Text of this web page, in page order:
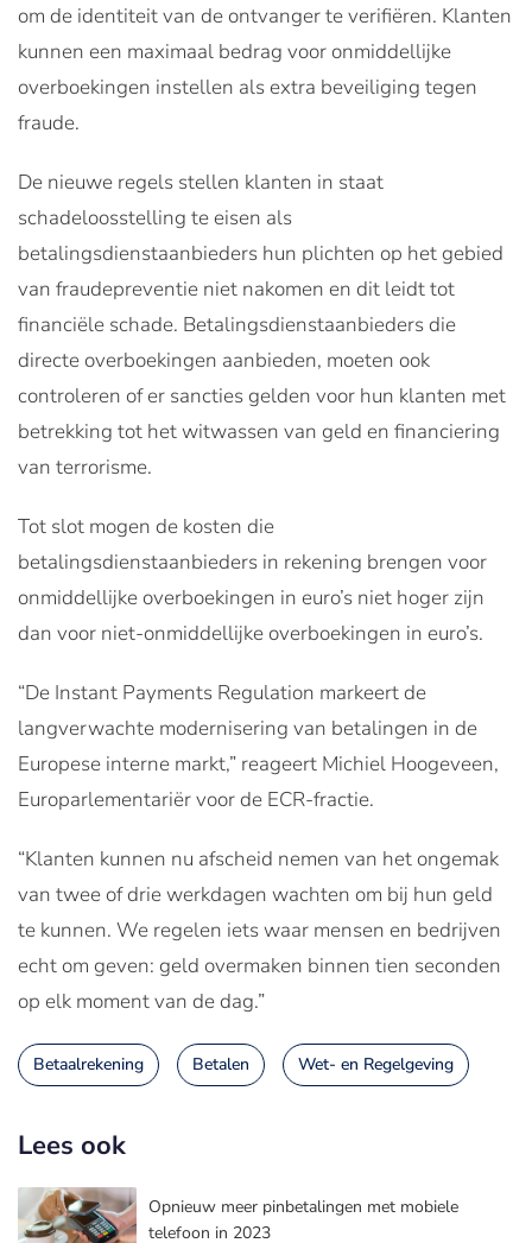
om de identiteit van de ontvanger te verifiëren. Klanten
kunnen een maximaal bedrag voor onmiddellijke
overboekingen instellen als extra beveiliging tegen
fraude.
De nieuwe regels stellen klanten in staat
schadeloosstelling te eisen als
betalingsdienstaanbieders hun plichten op het gebied
van fraudepreventie niet nakomen en dit leidt tot
financiële schade. Betalingsdienstaanbieders die
directe overboekingen aanbieden, moeten ook
controleren of er sancties gelden voor hun klanten met
betrekking tot het witwassen van geld en financiering
van terrorisme.
Tot slot mogen de kosten die
betalingsdienstaanbieders in rekening brengen voor
onmiddellijke overboekingen in euro’s niet hoger zijn
dan voor niet-onmiddellijke overboekingen in euro’s.
“De Instant Payments Regulation markeert de
langverwachte modernisering van betalingen in de
Europese interne markt,” reageert Michiel Hoogeveen,
Europarlementariër voor de ECR-fractie.
“Klanten kunnen nu afscheid nemen van het ongemak
van twee of drie werkdagen wachten om bij hun geld
te kunnen. We regelen iets waar mensen en bedrijven
echt om geven: geld overmaken binnen tien seconden
op elk moment van de dag.”
Betaalrekening Betalen Wet- en Regelgeving
Lees ook
Opnieuw meer pinbetalingen met mobiele
telefoon in 2023